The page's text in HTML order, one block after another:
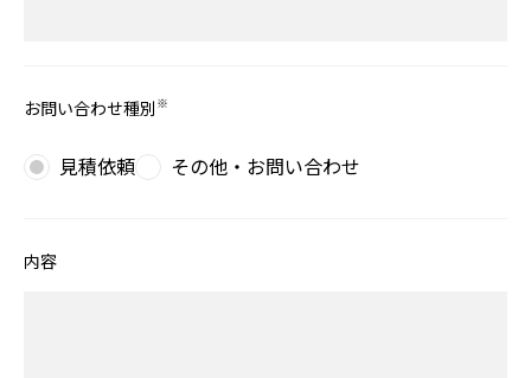
お問い合わせ種別 ※
見積依頼 その他・お問い合わせ
内容